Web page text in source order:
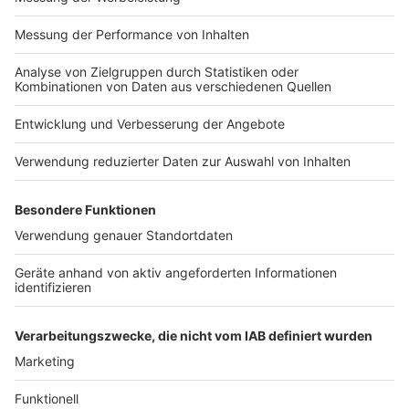
automatischen
Übermittlung der Daten
widersprechen wollen,
melden Sie sich hier:
Impressum
Nutzungsbedingungen
Jobs
Presse
Werben
Archiv
ANTENNE BAYERN GROUP
Stiftung ANTENNE BAYERN
hilft
Teilnahmebedingungen
Grounding Page ANTENNE
BAYERN
Kontakt
Studio-Hotline
Verkehrs-Hotline
Newsletter